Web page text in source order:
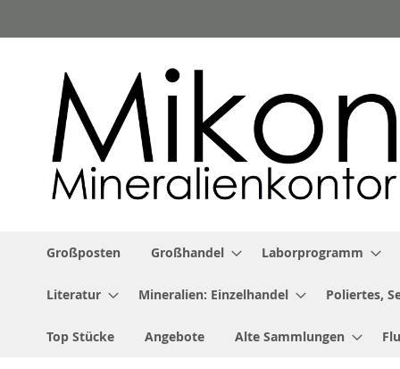
Inhalt
Großposten Großhandel Laborprogramm
Literatur Mineralien: Einzelhandel Poliertes,
Top Stücke Angebote Alte Sammlungen